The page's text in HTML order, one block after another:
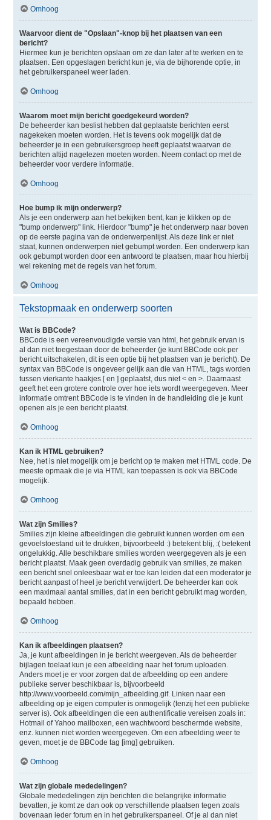
Omhoog
Waarvoor dient de "Opslaan"-knop bij het plaatsen van een
bericht?
Hiermee kun je berichten opslaan om ze dan later af te werken en te
plaatsen. Een opgeslagen bericht kun je, via de bijhorende optie, in
het gebruikerspaneel weer laden.
Omhoog
Waarom moet mijn bericht goedgekeurd worden?
De beheerder kan beslist hebben dat geplaatste berichten eerst
nagekeken moeten worden. Het is tevens ook mogelijk dat de
beheerder je in een gebruikersgroep heeft geplaatst waarvan de
berichten altijd nagelezen moeten worden. Neem contact op met de
beheerder voor verdere informatie.
Omhoog
Hoe bump ik mijn onderwerp?
Als je een onderwerp aan het bekijken bent, kan je klikken op de
"bump onderwerp" link. Hierdoor "bump" je het onderwerp naar boven
op de eerste pagina van de onderwerpenlijst. Als deze link er niet
staat, kunnen onderwerpen niet gebumpt worden. Een onderwerp kan
ook gebumpt worden door een antwoord te plaatsen, maar hou hierbij
wel rekening met de regels van het forum.
Omhoog
Tekstopmaak en onderwerp soorten
Wat is BBCode?
BBCode is een vereenvoudigde versie van html, het gebruik ervan is
al dan niet toegestaan door de beheerder (je kunt BBCode ook per
bericht uitschakelen, dit is een optie bij het plaatsen van je bericht). De
syntax van BBCode is ongeveer gelijk aan die van HTML, tags worden
tussen vierkante haakjes [ en ] geplaatst, dus niet < en >. Daarnaast
geeft het een grotere controle over hoe iets wordt weergegeven. Meer
informatie omtrent BBCode is te vinden in de handleiding die je kunt
openen als je een bericht plaatst.
Omhoog
Kan ik HTML gebruiken?
Nee, het is niet mogelijk om je bericht op te maken met HTML code. De
meeste opmaak die je via HTML kan toepassen is ook via BBCode
mogelijk.
Omhoog
Wat zijn Smilies?
Smilies zijn kleine afbeeldingen die gebruikt kunnen worden om een
gevoelstoestand uit te drukken, bijvoorbeeld :) betekent blij, :( betekent
ongelukkig. Alle beschikbare smilies worden weergegeven als je een
bericht plaatst. Maak geen overdadig gebruik van smilies, ze maken
een bericht snel onleesbaar wat er toe kan leiden dat een moderator je
bericht aanpast of heel je bericht verwijdert. De beheerder kan ook
een maximaal aantal smilies, dat in een bericht gebruikt mag worden,
bepaald hebben.
Omhoog
Kan ik afbeeldingen plaatsen?
Ja, je kunt afbeeldingen in je bericht weergeven. Als de beheerder
bijlagen toelaat kun je een afbeelding naar het forum uploaden.
Anders moet je er voor zorgen dat de afbeelding op een andere
publieke server beschikbaar is, bijvoorbeeld
http://www.voorbeeld.com/mijn_afbeelding.gif. Linken naar een
afbeelding op je eigen computer is onmogelijk (tenzij het een publieke
server is). Ook afbeeldingen die een authentificatie vereisen zoals in:
Hotmail of Yahoo mailboxen, een wachtwoord beschermde website,
enz. kunnen niet worden weergegeven. Om een afbeelding weer te
geven, moet je de BBCode tag [img] gebruiken.
Omhoog
Wat zijn globale mededelingen?
Globale mededelingen zijn berichten die belangrijke informatie
bevatten, je komt ze dan ook op verschillende plaatsen tegen zoals
bovenaan ieder forum en in het gebruikerspaneel. Of je al dan niet